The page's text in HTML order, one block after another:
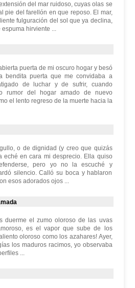
del mar ruidoso, cuyas olas se
pie del farellón en que reposo. El mar,
fulguración del sol que ya declina,
hirviente ...
puerta de mi oscuro hogar y besó
bendita puerta que me convidaba a
de luchar y de sufrir, cuando
rumor del hogar amado de nuevo
el lento regreso de la muerte hacia la
o de dignidad (y creo que quizás
eché en cara mi desprecio. Ella quiso
pero yo no la escuché y
silencio. Calló su boca y hablaron
esos adorados ojos ...
duerme el zumo oloroso de las uvas
es el vapor que sube de los
oloroso como los azahares! Ayer,
los maduros racimos, yo observaba
...